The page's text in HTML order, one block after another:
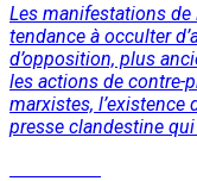
Les manifestations de
tendance à occulter
d’opposition, plus
les actions de contre-
marxistes, l’existence
presse clandestine